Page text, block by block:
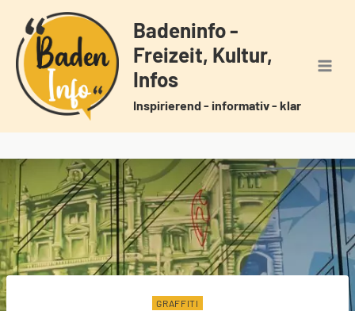
Inhalt
springen
Badeninfo -
Freizeit, Kultur,
Infos
Inspirierend - informativ - klar
GRAFFITI